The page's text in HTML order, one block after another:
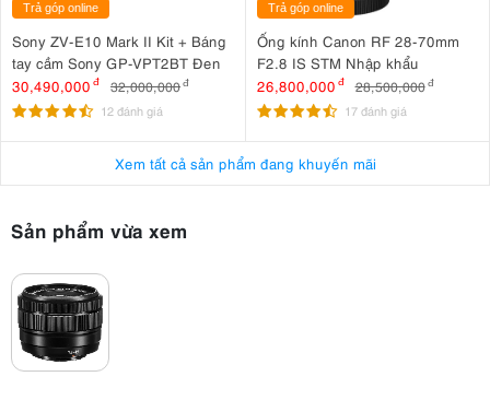
Trả góp online
Sony ZV-E10 Mark II Kit + Báng
tay cầm Sony GP-VPT2BT Đen
30,490,000 đ 32,000,000đ
12 đánh giá
Trả góp online
Ống kính Canon RF 28-70mm
F2.8 IS STM Nhập khẩu
26,800,000 đ 28,500,000 đ
17 đánh giá
Xem tất cả sản phẩm đang khuyến mãi
Sản phẩm vừa xem